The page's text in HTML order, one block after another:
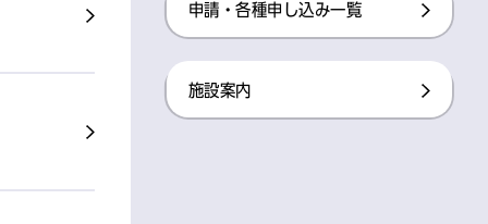
申請・各種申し込み一覧
施設案内